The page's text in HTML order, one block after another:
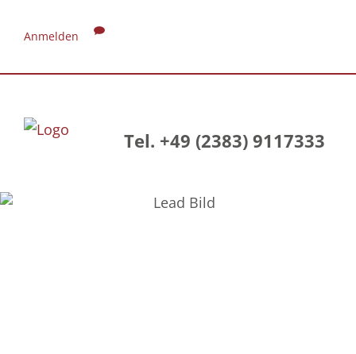
Anmelden
Tel. +49 (2383) 9117333